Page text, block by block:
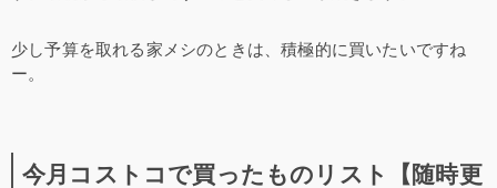
少し予算を取れる家メシのときは、積極的に買いたいですね
ー。
今月コストコで買ったものリスト【随時更